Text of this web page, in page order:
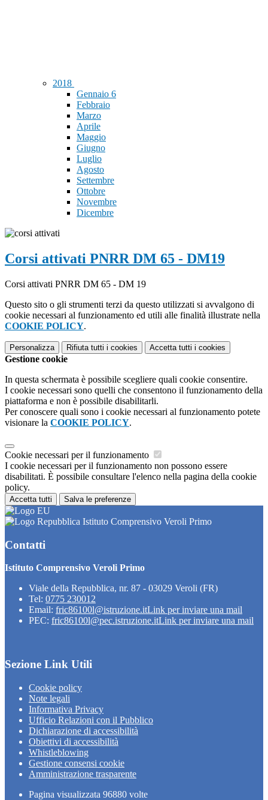
2018
Gennaio 6
Febbraio
Marzo
Aprile
Maggio
Giugno
Luglio
Agosto
Settembre
Ottobre
Novembre
Dicembre
Corsi attivati PNRR DM 65 - DM19
Corsi attivati PNRR DM 65 - DM 19
Questo sito o gli strumenti terzi da questo utilizzati si avvalgono di
cookie necessari al funzionamento ed utili alle finalità illustrate nella
COOKIE POLICY.
Personalizza Rifiuta tutti i cookies Accetta tutti i cookies
Gestione cookie
In questa schermata è possibile scegliere quali cookie consentire.
I cookie necessari sono quelli che consentono il funzionamento della
piattaforma e non è possibile disabilitarli.
Per conoscere quali sono i cookie necessari al funzionamento potete
visionare la COOKIE POLICY.
Cookie necessari per il funzionamento
I cookie necessari per il funzionamento non possono essere
disabilitati. È possibile consultare l'elenco nella pagina della cookie
policy.
Accetta tutti Salva le preferenze
Istituto Comprensivo Veroli Primo
Contatti
Istituto Comprensivo Veroli Primo
Viale della Repubblica, nr. 87 - 03029 Veroli (FR)
Tel: 0775 230012
Email: fric86100l@istruzione.itLink per inviare una mail
PEC: fric86100l@pec.istruzione.itLink per inviare una mail
Sezione Link Utili
Cookie policy
Note legali
Informativa Privacy
Ufficio Relazioni con il Pubblico
Dichiarazione di accessibilità
Obiettivi di accessibilità
Whistleblowing
Gestione consensi cookie
Amministrazione trasparente
Pagina visualizzata 96880 volte